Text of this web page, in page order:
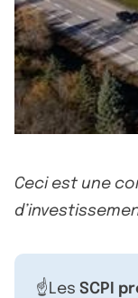
Ceci est une
☝️Les SCPI